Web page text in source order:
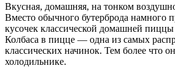
Вкусная, домашняя, на тонком
Вместо обычного бутерброда намного
кусочек классической домашней пиццы
Колбаса в пицце — одна из самых
классических начинок. Тем более что
холодильнике.